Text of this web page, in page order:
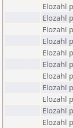
Elozahl
Elozahl
Elozahl
Elozahl
Elozahl
Elozahl
Elozahl
Elozahl
Elozahl
Elozahl
Elozahl